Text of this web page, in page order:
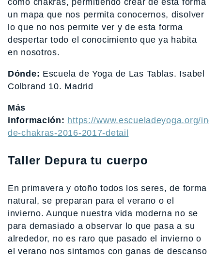
como chakras, permitiendo crear de esta forma
un mapa que nos permita conocernos, disolver
lo que no nos permite ver y de esta forma
despertar todo el conocimiento que ya habita
en nosotros.
Dónde: Escuela de Yoga de Las Tablas. Isabel
Colbrand 10. Madrid
Más
información: https://www.escueladeyoga.org/
de-chakras-2016-2017-detail
Taller Depura tu cuerpo
En primavera y otoño todos los seres, de forma
natural, se preparan para el verano o el
invierno. Aunque nuestra vida moderna no se
para demasiado a observar lo que pasa a su
alrededor, no es raro que pasado el invierno o
el verano nos sintamos con ganas de descanso